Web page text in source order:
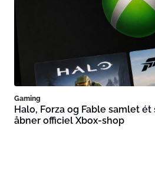
Gaming
Halo, Forza og Fable samlet
åbner officiel Xbox-shop